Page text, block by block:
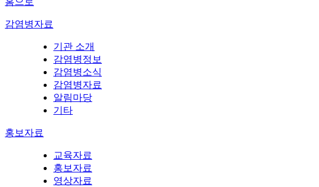
감염병자료
기관 소개
감염병정보
감염병소식
감염병자료
알림마당
기타
홍보자료
교육자료
홍보자료
영상자료